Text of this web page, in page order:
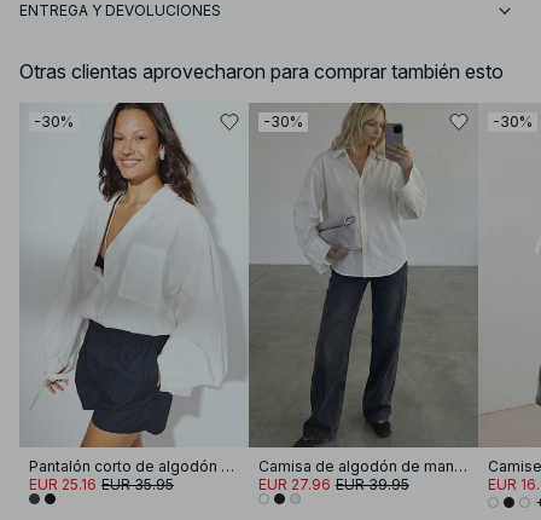
ENTREGA Y DEVOLUCIONES
Otras clientas aprovecharon para comprar también esto
-30%
Pantalón corto de algodón con cintura elástica
EUR 25.16 EUR 35.95
-30%
Camisa de algodón de manga ancha
EUR 27.96 EUR 39.95
-30%
EUR